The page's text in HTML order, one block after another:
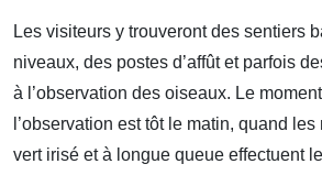
Les visiteurs y trouveront des sentiers
niveaux, des postes d’affût et parfois
à l’observation des oiseaux. Le
l’observation est tôt le matin, quand
vert irisé et à longue queue effectuent